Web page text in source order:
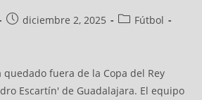
diciembre 2, 2025
Fútbol
quedado fuera de la Copa del Rey
Escartín' de Guadalajara. El equipo